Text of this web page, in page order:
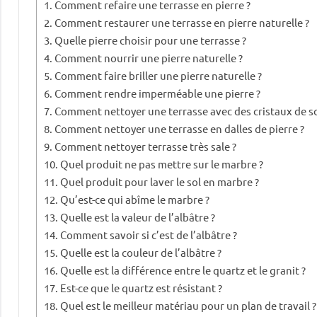
Comment refaire une terrasse en pierre ?
Comment restaurer une terrasse en pierre naturelle ?
Quelle pierre choisir pour une terrasse ?
Comment nourrir une pierre naturelle ?
Comment faire briller une pierre naturelle ?
Comment rendre imperméable une pierre ?
Comment nettoyer une terrasse avec des cristaux de
Comment nettoyer une terrasse en dalles de pierre ?
Comment nettoyer terrasse très sale ?
Quel produit ne pas mettre sur le marbre ?
Quel produit pour laver le sol en marbre ?
Qu’est-ce qui abîme le marbre ?
Quelle est la valeur de l’albâtre ?
Comment savoir si c’est de l’albâtre ?
Quelle est la couleur de l’albâtre ?
Quelle est la différence entre le quartz et le granit ?
Est-ce que le quartz est résistant ?
Quel est le meilleur matériau pour un plan de travail ?